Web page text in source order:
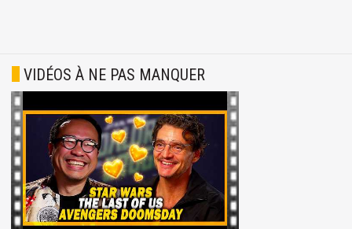
VIDÉOS À NE PAS MANQUER